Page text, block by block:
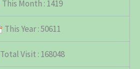
This Month : 1419
This Year : 50611
Total Visit : 168048